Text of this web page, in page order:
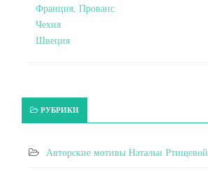
Франция, Прованс
Чехия
Швеция
РУБРИКИ
Авторские мотивы Натальи Ртищевой